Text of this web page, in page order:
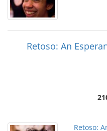
Retoso: An
Retoso: